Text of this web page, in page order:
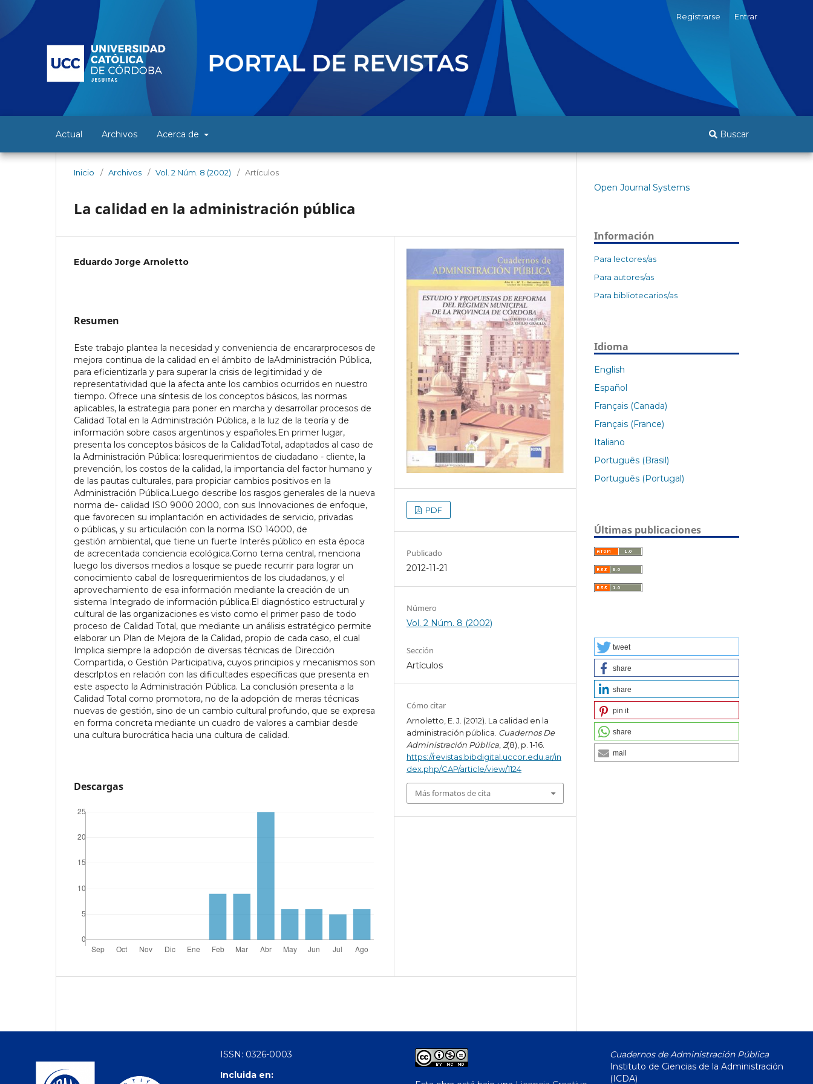
Actual Archivos Acerca de Buscar
Registrarse Entrar
Inicio / Archivos / Vol. 2 Núm. 8 (2002) / Artículos
La calidad en la administración pública
Eduardo Jorge Arnoletto
Resumen
Este trabajo plantea la necesidad y conveniencia de encararprocesos de
mejora continua de la calidad en el ámbito de laAdministración Pública,
para eficientizarla y para superar la crisis de legitimidad y de
representatividad que la afecta ante los cambios ocurridos en nuestro
tiempo. Ofrece una síntesis de los conceptos básicos, las normas
aplicables, la estrategia para poner en marcha y desarrollar procesos de
Calidad Total en la Administración Pública, a la luz de la teoría y de
información sobre casos argentinos y españoles.En primer lugar,
presenta los conceptos básicos de la CalidadTotal, adaptados al caso de
la Administración Pública: losrequerimientos de ciudadano - cliente, la
prevención, los costos de la calidad, la importancia del factor humano y
de las pautas culturales, para propiciar cambios positivos en la
Administración Pública.Luego describe los rasgos generales de la nueva
norma de- calidad ISO 9000 2000, con sus Innovaciones de enfoque,
que favorecen su implantación en actividades de servicio, privadas
o públicas, y su articulación con la norma ISO 14000, de
gestión ambiental, que tiene un fuerte Interés público en esta época
de acrecentada conciencia ecológica.Como tema central, menciona
luego los diversos medios a losque se puede recurrir para lograr un
conocimiento cabal de losrequerimientos de los ciudadanos, y el
aprovechamiento de esa información mediante la creación de un
sistema Integrado de información pública.El diagnóstico estructural y
cultural de las organizaciones es visto como el primer paso de todo
proceso de Calidad Total, que mediante un análisis estratégico permite
elaborar un Plan de Mejora de la Calidad, propio de cada caso, el cual
Implica siempre la adopción de diversas técnicas de Dirección
Compartida, o Gestión Participativa, cuyos principios y mecanismos son
descrlptos en relación con las dificultades específicas que presenta en
este aspecto la Administración Pública. La conclusión presenta a la
Calidad Total como promotora, no de la adopción de meras técnicas
nuevas de gestión, sino de un cambio cultural profundo, que se expresa
en forma concreta mediante un cuadro de valores a cambiar desde
una cultura burocrática hacia una cultura de calidad.
Descargas
PDF
Publicado
2012-11-21
Número
Vol. 2 Núm. 8 (2002)
Sección
Artículos
Cómo citar
Arnoletto, E. J. (2012). La calidad en la
administración pública. Cuadernos De
Administración Pública 2(8), p. 1-16.
https://revistas.bibdigital.uccor.edu.ar/in
dex.php/CAP/article/view/1124
Más formatos de cita
Open Journal Systems
Información
Para lectores/as
Para autores/as
Para bibliotecarios/as
Idioma
English
Español
Français (Canada)
Français (France)
Italiano
Português (Brasil)
Português (Portugal)
Últimas publicaciones
tweet
share
share
pin it
share
mail
ISSN: 0326-0003
Incluida en:
Cuadernos de Administración Pública
Instituto de Ciencias de la Administración
(ICDA)